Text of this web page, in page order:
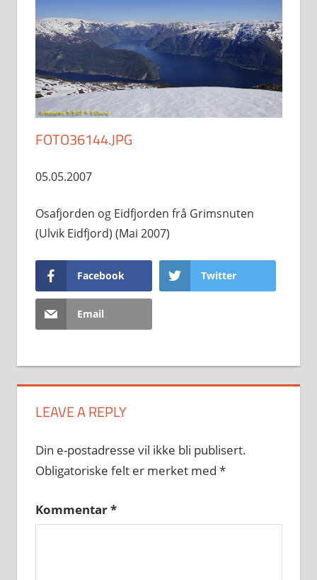
FOTO36144.JPG
05.05.2007
Osafjorden og Eidfjorden frå Grimsnuten
(Ulvik Eidfjord) (Mai 2007)
Facebook Twitter
Email
LEAVE A REPLY
Din e-postadresse vil ikke bli publisert.
Obligatoriske felt er merket med *
Kommentar*